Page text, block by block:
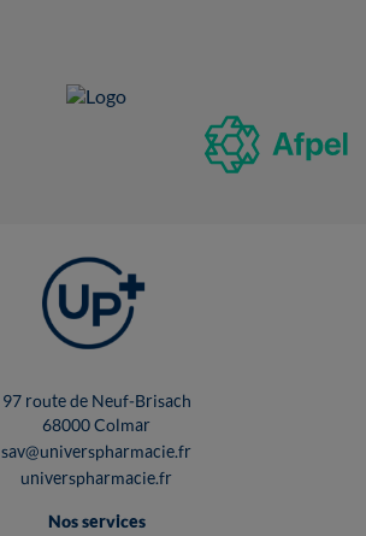
97 route de Neuf-Brisach
68000 Colmar
sav@universpharmacie.fr
universpharmacie.fr
Nos services